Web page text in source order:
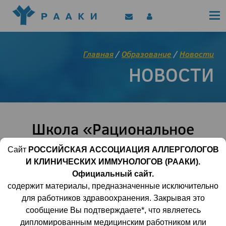
Клинические рекомендации
Позиционные документы
EAACI/РААКИ (статьи)
Цифровой канал
Главная/Образование /Новости
НОВОСТИ
Школа «Рациональное
использование
лекарственных
препаратов в
аллергологии: в фокусе
антигистаминные
Сайт РОССИЙСКАЯ АССОЦИАЦИЯ АЛЛЕРГОЛОГОВ
И КЛИНИЧЕСКИХ ИММУНОЛОГОВ (РААКИ).
Официальный сайт.
содержит материалы, предназначенные исключительно
для работников здравоохранения. Закрывая это
сообщение Вы подтверждаете*, что являетесь
дипломированным медицинским работником или